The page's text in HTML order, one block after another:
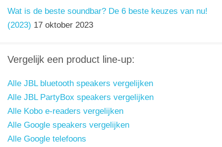
Wat is de beste soundbar? De 6 beste keuzes van nu!
(2023) 17 oktober 2023
Vergelijk een product line-up:
Alle JBL bluetooth speakers vergelijken
Alle JBL PartyBox speakers vergelijken
Alle Kobo e-readers vergelijken
Alle Google speakers vergelijken
Alle Google telefoons